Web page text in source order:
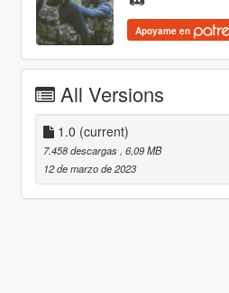
Apoyame en
All Versions
1.0 (current)
7.458 descargas , 6,09 MB
12 de marzo de 2023